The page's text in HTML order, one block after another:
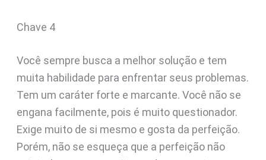
Chave 4
Você sempre busca a melhor solução e tem
muita habilidade para enfrentar seus problemas.
Tem um caráter forte e marcante. Você não se
engana facilmente, pois é muito questionador.
Exige muito de si mesmo e gosta da perfeição.
Porém, não se esqueça que a perfeição não